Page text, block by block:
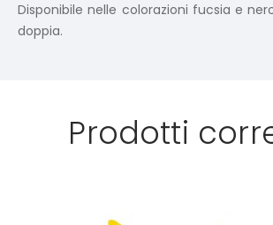
Disponibile nelle colorazioni fucsia e
doppia.
Prodotti